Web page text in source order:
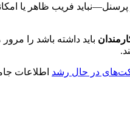
صاحب یک کسب‌وکار کوچک هستید—مثلاً با ۵
باید داشته باشد را
در حال رشد اطلاعات